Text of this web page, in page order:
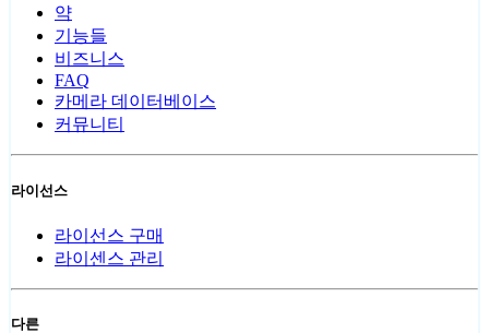
약
기능들
비즈니스
FAQ
카메라 데이터베이스
커뮤니티
라이선스
라이선스 구매
라이센스 관리
다른